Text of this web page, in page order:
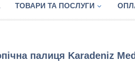
ТОВАРИ ТА ПОСЛУГИ
палиця Karadeniz